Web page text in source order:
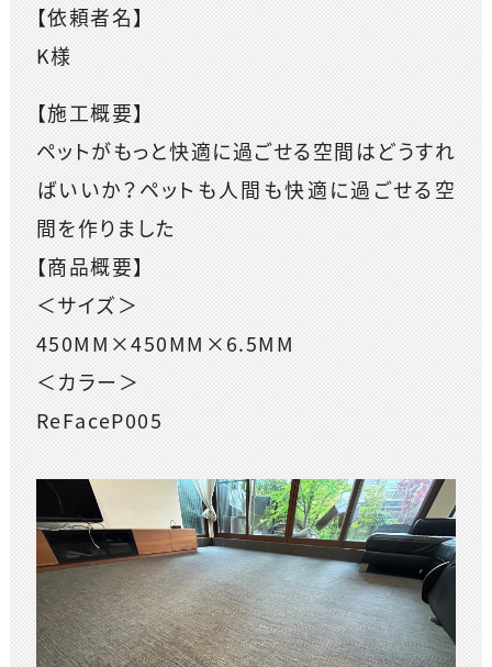
【依頼者名】
K様
【施工概要】
ペットがもっと快適に過ごせる空間はどうすれ
ばいいか？ペットも人間も快適に過ごせる空
間を作りました
【商品概要】
＜サイズ＞
450MM×450MM×6.5MM
＜カラー＞
ReFaceP005